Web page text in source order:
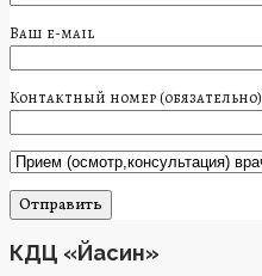
Ваш e-mail
Контактный номер (обязательно)
КДЦ «Йасин»